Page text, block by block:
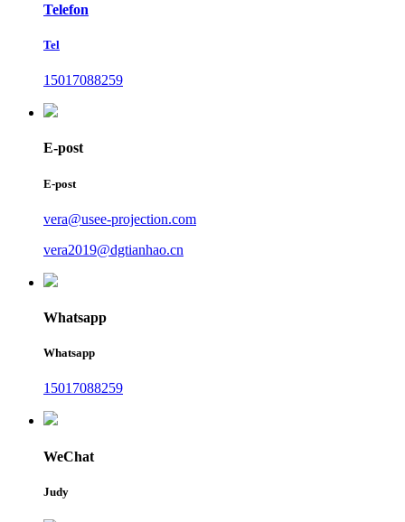
Telefon
Tel
15017088259
E-post
E-post
vera@usee-projection.com
vera2019@dgtianhao.cn
Whatsapp
Whatsapp
15017088259
WeChat
Judy